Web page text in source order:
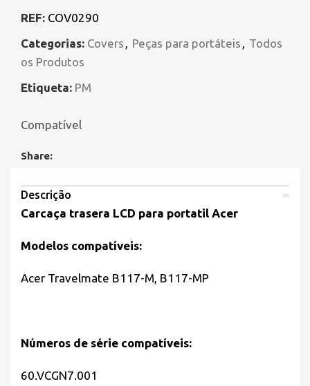
REF: COV0290
Categorias: Covers , Peças para portáteis , Todos
os Produtos
Etiqueta: PM
Compatível
Share:
Descrição
Carcaça trasera LCD para portatil Acer
Modelos compatíveis:
Acer Travelmate B117-M, B117-MP
Números de série compatíveis:
60.VCGN7.001